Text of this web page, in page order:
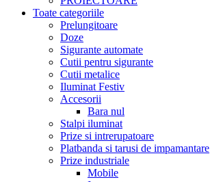
Toate categoriile
Prelungitoare
Doze
Sigurante automate
Cutii pentru sigurante
Cutii metalice
Iluminat Festiv
Accesorii
Bara nul
Stalpi iluminat
Prize si intrerupatoare
Platbanda si tarusi de impamantare
Prize industriale
Mobile